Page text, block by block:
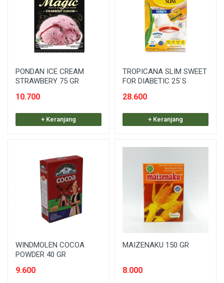
PONDAN ICE CREAM
STRAWBERY 75 GR
10.700
+ Keranjang
TROPICANA SLIM SWEET
FOR DIABETIC 25`S
28.600
+ Keranjang
WINDMOLEN COCOA
POWDER 40 GR
9.600
MAIZENAKU 150 GR
8.000